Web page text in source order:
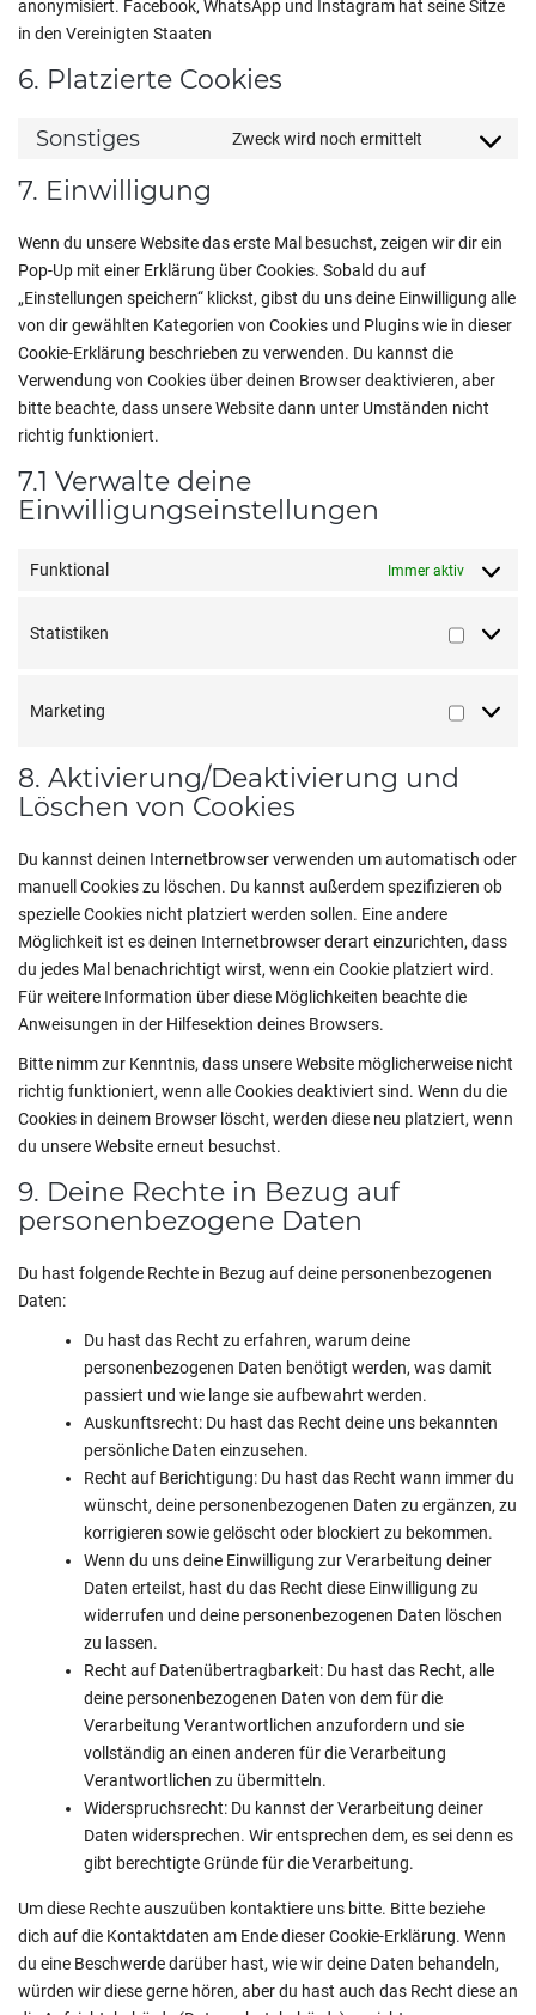
anonymisiert. Facebook, WhatsApp und Instagram hat seine Sitze
in den Vereinigten Staaten
6. Platzierte Cookies
Sonstiges Zweck wird noch ermittelt
Consent
7. Einwilligung
Wenn du unsere Website das erste Mal besuchst, zeigen wir dir ein
Pop-Up mit einer Erklärung über Cookies. Sobald du auf
„Einstellungen speichern“ klickst, gibst du uns deine Einwilligung alle
von dir gewählten Kategorien von Cookies und Plugins wie in dieser
Cookie-Erklärung beschrieben zu verwenden. Du kannst die
Verwendung von Cookies über deinen Browser deaktivieren, aber
bitte beachte, dass unsere Website dann unter Umständen nicht
richtig funktioniert.
7.1 Verwalte deine
Einwilligungseinstellungen
Funktional Immer aktiv
Statistiken
Marketing
8. Aktivierung/Deaktivierung und
Löschen von Cookies
Du kannst deinen Internetbrowser verwenden um automatisch oder
manuell Cookies zu löschen. Du kannst außerdem spezifizieren ob
spezielle Cookies nicht platziert werden sollen. Eine andere
Möglichkeit ist es deinen Internetbrowser derart einzurichten, dass
du jedes Mal benachrichtigt wirst, wenn ein Cookie platziert wird.
Für weitere Information über diese Möglichkeiten beachte die
Anweisungen in der Hilfesektion deines Browsers.
Bitte nimm zur Kenntnis, dass unsere Website möglicherweise nicht
richtig funktioniert, wenn alle Cookies deaktiviert sind. Wenn du die
Cookies in deinem Browser löscht, werden diese neu platziert, wenn
du unsere Website erneut besuchst.
9. Deine Rechte in Bezug auf
personenbezogene Daten
Du hast folgende Rechte in Bezug auf deine personenbezogenen
Daten:
Du hast das Recht zu erfahren, warum deine
personenbezogenen Daten benötigt werden, was damit
passiert und wie lange sie aufbewahrt werden.
Auskunftsrecht: Du hast das Recht deine uns bekannten
persönliche Daten einzusehen.
Recht auf Berichtigung: Du hast das Recht wann immer du
wünscht, deine personenbezogenen Daten zu ergänzen, zu
korrigieren sowie gelöscht oder blockiert zu bekommen.
Wenn du uns deine Einwilligung zur Verarbeitung deiner
Daten erteilst, hast du das Recht diese Einwilligung zu
widerrufen und deine personenbezogenen Daten löschen
zu lassen.
Recht auf Datenübertragbarkeit: Du hast das Recht, alle
deine personenbezogenen Daten von dem für die
Verarbeitung Verantwortlichen anzufordern und sie
vollständig an einen anderen für die Verarbeitung
Verantwortlichen zu übermitteln.
Widerspruchsrecht: Du kannst der Verarbeitung deiner
Daten widersprechen. Wir entsprechen dem, es sei denn es
gibt berechtigte Gründe für die Verarbeitung.
Um diese Rechte auszuüben kontaktiere uns bitte. Bitte beziehe
dich auf die Kontaktdaten am Ende dieser Cookie-Erklärung. Wenn
du eine Beschwerde darüber hast, wie wir deine Daten behandeln,
würden wir diese gerne hören, aber du hast auch das Recht diese an